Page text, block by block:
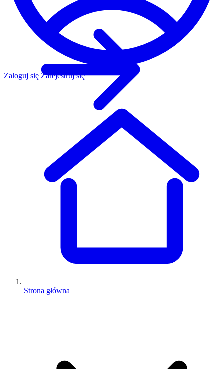
Zaloguj się Zarejestruj się
Strona główna